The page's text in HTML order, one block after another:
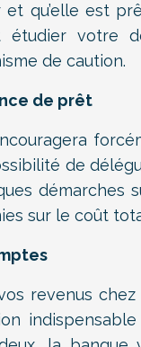
qu’elle est
étudier votre
de caution.
de prêt
de
démarches
sur le coût
revenus